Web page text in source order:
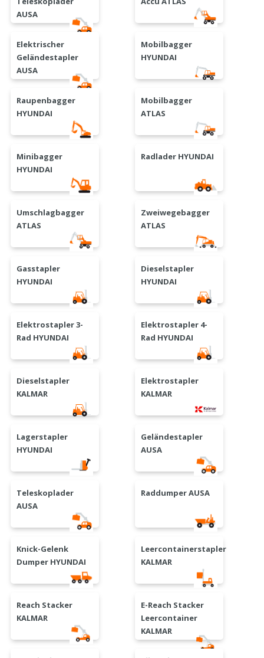
AUSA
Elektrischer
Geländestapler
AUSA
Mobilbagger
HYUNDAI
Raupenbagger
HYUNDAI
Mobilbagger
ATLAS
Minibagger
HYUNDAI
Radlader HYUNDAI
Umschlagbagger
ATLAS
Zweiwegebagger
ATLAS
Gasstapler
HYUNDAI
Dieselstapler
HYUNDAI
Elektrostapler 3-
Rad HYUNDAI
Elektrostapler 4-
Rad HYUNDAI
Dieselstapler
KALMAR
Elektrostapler
KALMAR
Lagerstapler
HYUNDAI
Geländestapler
AUSA
Teleskoplader
AUSA
Raddumper AUSA
Knick-Gelenk
Dumper HYUNDAI
Leercontainerstapler
KALMAR
Reach Stacker
KALMAR
E-Reach Stacker
Leercontainer
KALMAR